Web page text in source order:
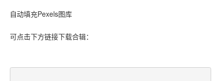
自动填充Pexels图库
可点击下方链接下载合辑：